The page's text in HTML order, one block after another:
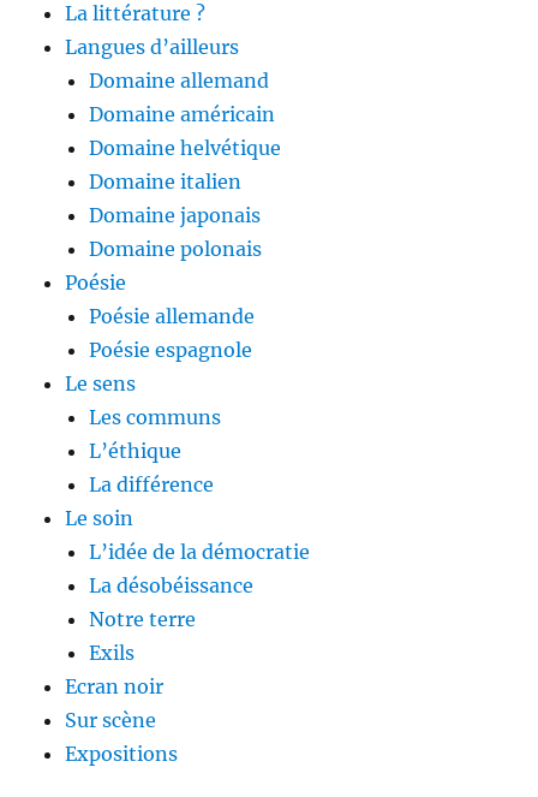
La littérature ?
Langues d’ailleurs
Domaine allemand
Domaine américain
Domaine helvétique
Domaine italien
Domaine japonais
Domaine polonais
Poésie
Poésie allemande
Poésie espagnole
Le sens
Les communs
L’éthique
La différence
Le soin
L’idée de la démocratie
La désobéissance
Notre terre
Exils
Ecran noir
Sur scène
Expositions